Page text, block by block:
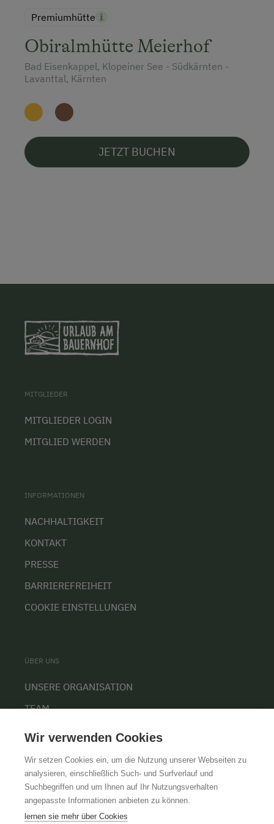
Premiumhütte
Obiralmhütte Meierhof
Bad Eisenkappel, Klopeiner See - Südkärnten -
Lavanttal, Kärnten
JETZT BUCHEN
MITGLIEDER
MITGLIEDER LOGIN
MITGLIED WERDEN
INFORMATIONEN
NACHHALTIGKEIT
KONTAKT
PRESSE
BARRIEREFREIHEIT
COOKIE EINSTELLUNGEN
ÜBER UNS
UNSERE ORGANISATION
TEAM
AGBIMPRESSUMDATENSCHUTZ
Wir verwenden Cookies
Wir setzen Cookies ein, um die Nutzung unserer Webseiten zu
analysieren, einschließlich Such- und Surfverlauf und
Suchbegriffen und um Ihnen auf Ihr Nutzungsverhalten
angepasste Informationen anbieten zu können.
lernen sie mehr über Cookies